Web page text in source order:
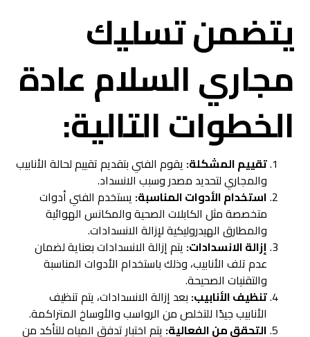
يتضمن تسليك
مجاري السلام عادة
الخطوات التالية:
تقييم المشكلة: يقوم الفني بتقديم تقييم لحالة الأنابيب
والمجاري لتحديد مصدر وسبب الانسداد.
استخدام الأدوات المناسبة: يستخدم الفني أدوات
متخصصة مثل الكابلات الصحية والمكانس الهوائية
والمطارق الهيدروليكية لإزالة الانسدادات.
إزالة الانسدادات: يتم إزالة الانسدادات بعناية لضمان
عدم تلف الأنابيب، وذلك باستخدام الأدوات المناسبة
والتقنيات الصحيحة.
تنظيف الأنابيب: بعد إزالة الانسدادات، يتم تنظيف
الأنابيب جيدًا للتخلص من الرواسب والأوساخ المتراكمة.
التحقق من الفعالية: يتم اختبار تدفق المياه للتأكد من